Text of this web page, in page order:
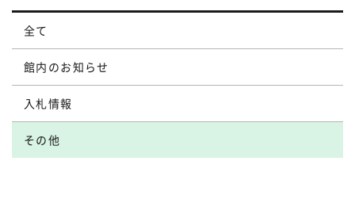
全て
館内のお知らせ
入札情報
その他